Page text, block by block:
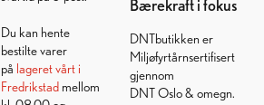
Du kan hente
bestilte varer
på lageret vårt i
Fredrikstadmellom
Bærekraft i fokus
DNTbutikken er
Miljøfyrtårnsertifisert
gjennom
DNT Oslo & omegn.